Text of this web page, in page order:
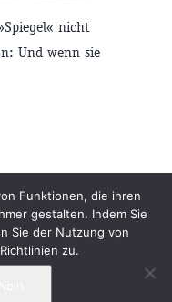
nicht
Und wenn sie
Newsletter
Funktionen, die ihren
gestalten. Indem Sie
Sie der Nutzung von
zu.